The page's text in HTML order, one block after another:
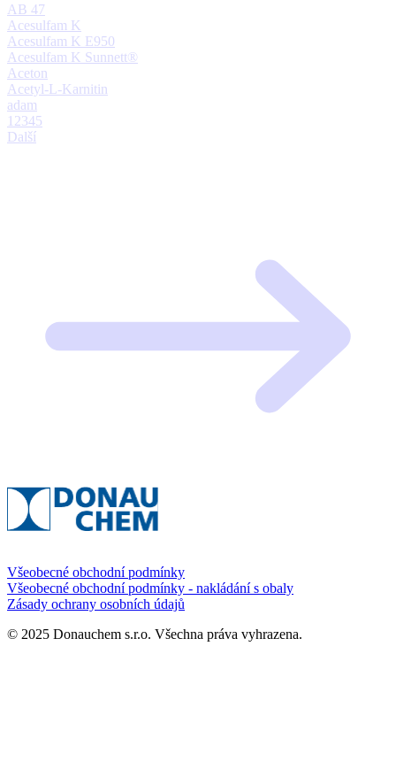
AB 47
Acesulfam K
Acesulfam K E950
Acesulfam K Sunnett®
Aceton
Acetyl-L-Karnitin
adam
1 2345
Další
Všeobecné obchodní podmínky
Všeobecné obchodní podmínky - nakládání s obaly
Zásady ochrany osobních údajů
© 2025 Donauchem s.r.o. Všechna práva vyhrazena.